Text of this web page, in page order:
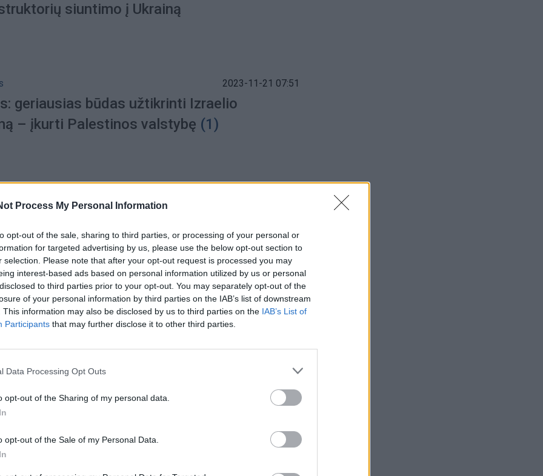
Process My Personal Information
opt-out of the sale, sharing to third parties, or processing of your personal or
for targeted advertising by us, please use the below opt-out section to
selection. Please note that after your opt-out request is processed you may
interest-based ads based on personal information utilized by us or personal
to third parties prior to your opt-out. You may separately opt-out of the
of your personal information by third parties on the IAB’s list of downstream
This information may also be disclosed by us to third parties on the IAB’s List of
Participants that may further disclose it to other third parties.
Data Processing Opt Outs
opt-out of the Sharing of my personal data.
opt-out of the Sale of my Personal Data.
siuntimo į Ukrainą
2023-11-21 07:51
geriausias būdas užtikrinti Izraelio
– įkurti Palestinos valstybę (1)
2022-03-04 21:39
Borrellis: atrodo, lyg Rusija norėtų
Ukrainą (2)
2022-02-07 20:32
Europos saugumui akimirka po